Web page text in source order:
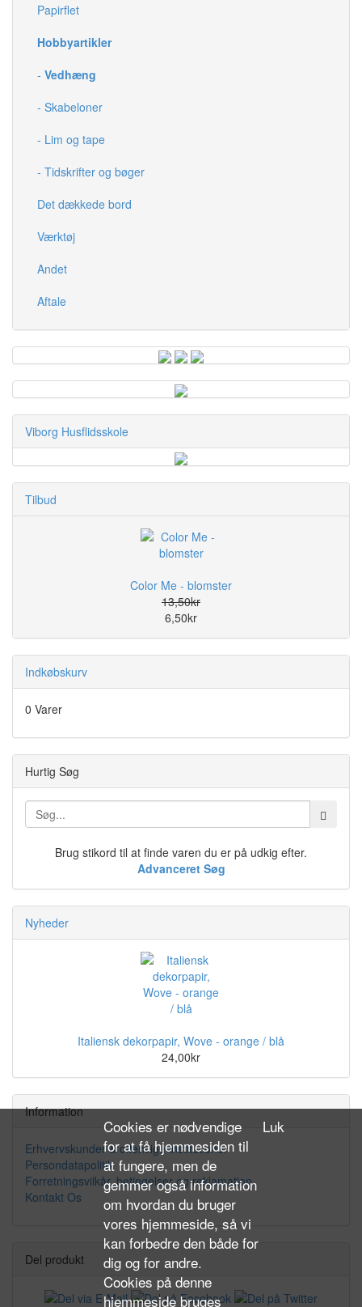
Papirflet
Hobbyartikler
- Vedhæng
- Skabeloner
- Lim og tape
- Tidskrifter og bøger
Det dækkede bord
Værktøj
Andet
Aftale
Viborg Husflidsskole
Tilbud
Color Me - blomster
13,50kr
6,50kr
Indkøbskurv
0 Varer
Hurtig Søg
Brug stikord til at finde varen du er på udkig efter.
Advanceret Søg
Nyheder
Italiensk dekorpapir, Wove - orange / blå
24,00kr
Information
Erhvervskunder & offentlige institutioner
Persondatapolitik
Forretningsvilkår, betingelser og reklamation
Kontakt Os
Del produkt
Cookies er nødvendige
for at få hjemmesiden til
at fungere, men de
gemmer også information
om hvordan du bruger
vores hjemmeside, så vi
kan forbedre den både for
dig og for andre.
Cookies på denne
hjemmeside bruges
Luk